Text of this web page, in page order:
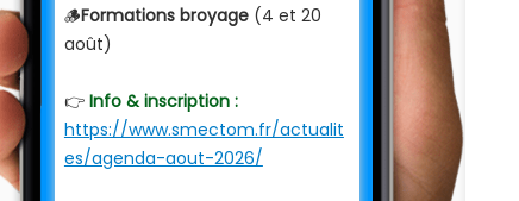
🪵Formations broyage(4 et 20
août)
👉 Info & inscription :
https://www.smectom.fr/actualit
es/agenda-aout-2026/